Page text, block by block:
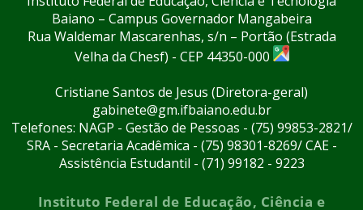
Baiano – Campus Governador Mangabeira
Rua Waldemar Mascarenhas, s/n – Portão (Estrada
Velha da Chesf) - CEP 44350-000
Cristiane Santos de Jesus (Diretora-geral)
gabinete@gm.ifbaiano.edu.br
Telefones: NAGP - Gestão de Pessoas - (75) 99853-2821/
SRA - Secretaria Acadêmica - (75) 98301-8269/ CAE -
Assistência Estudantil - (71) 99182 - 9223
Instituto Federal de Educação, Ciência e